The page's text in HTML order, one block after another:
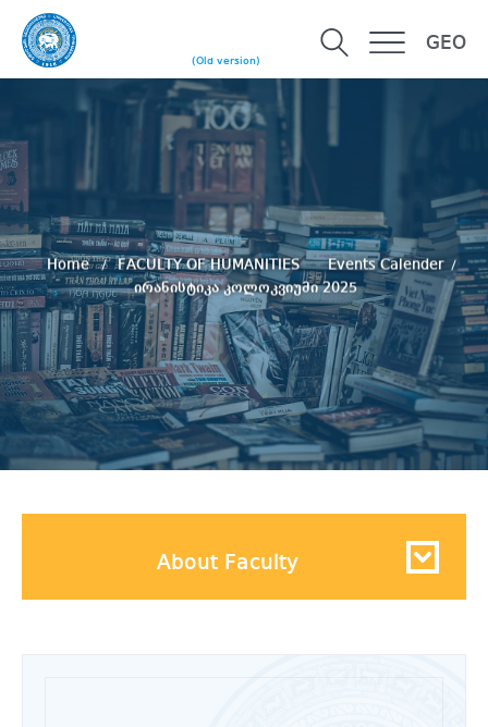
(Old version)
GEO
Home FACULTY OF HUMANITIES
Events Calender
ირანისტიკა კოლოკვიუმი 2025
About Faculty